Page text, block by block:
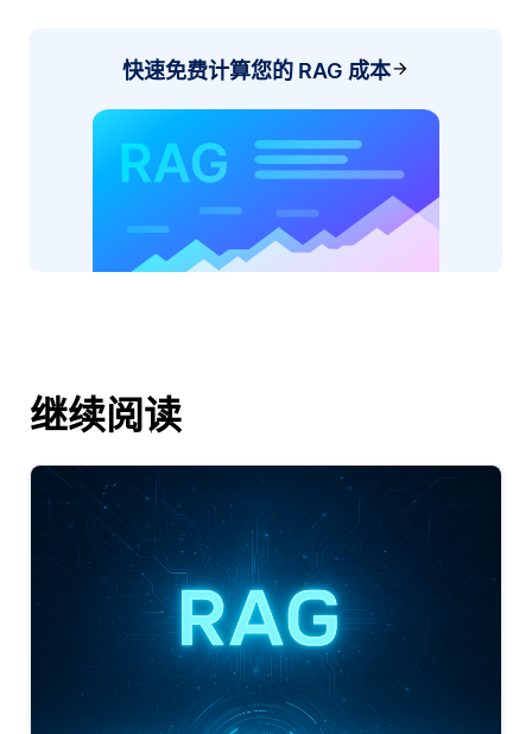
快速免费计算您的 RAG 成本
继续阅读